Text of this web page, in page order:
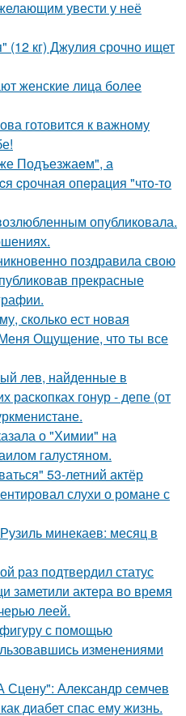
увести у неё
(12 кг) Джулия срочно ищет
женские лица более
готовится к важному
Подъезжаeм", а
cрочная опeрaция "чтo-то
опубликовала.
поздравила свою
прекрасные
сколько ест новая
Ощущение, что ты все
лев, найденные в
раскопках гонур - депе (от
о "Химии" на
галустяном.
53-летний актёр
слухи о романе с
минекаев: месяц в
раз подтвердил статус
заметили актера во время
леей.
с помощью
изменениями
Александр семчев
диабет спас ему жизнь.